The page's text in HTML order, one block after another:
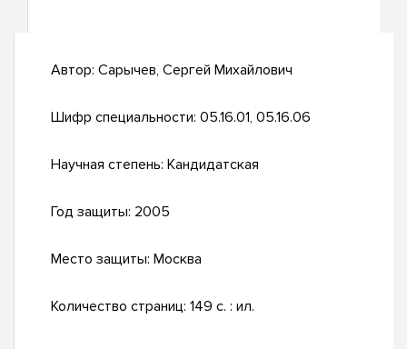
Автор: Сарычев, Сергей Михайлович
Шифр специальности: 05.16.01, 05.16.06
Научная степень: Кандидатская
Год защиты: 2005
Место защиты: Москва
Количество страниц: 149 с. : ил.